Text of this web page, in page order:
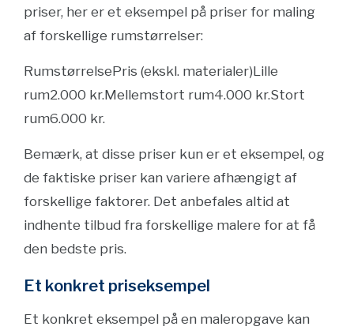
priser, her er et eksempel på priser for maling
af forskellige rumstørrelser:
RumstørrelsePris (ekskl. materialer)Lille
rum2.000 kr.Mellemstort rum4.000 kr.Stort
rum6.000 kr.
Bemærk, at disse priser kun er et eksempel, og
de faktiske priser kan variere afhængigt af
forskellige faktorer. Det anbefales altid at
indhente tilbud fra forskellige malere for at få
den bedste pris.
Et konkret priseksempel
Et konkret eksempel på en maleropgave kan